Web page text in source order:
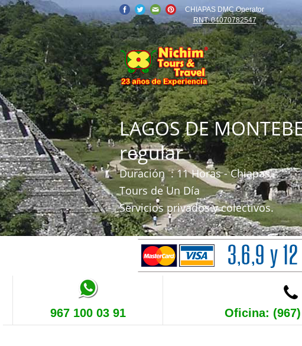
CHIAPAS DMC Operator
RNT: 04070782547
LAGOS DE
regular
Duración : 11 Horas - Chiapas
Tours de Un Día
Servicios privados y colectivos.
967 100 03 91 Oficina: